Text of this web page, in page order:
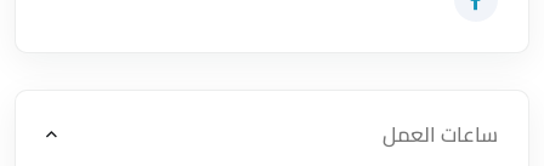
زيارة حساب المتجر على Facebook-f
ساعات العمل